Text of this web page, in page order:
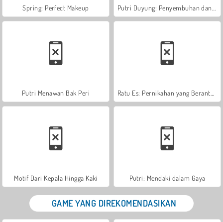
Spring: Perfect Makeup
Putri Menawan Bak Peri
Motif Dari Kepala Hingga Kaki Putri: Mendaki dalam Gaya
GAME YANG DIREKOMENDASIKAN